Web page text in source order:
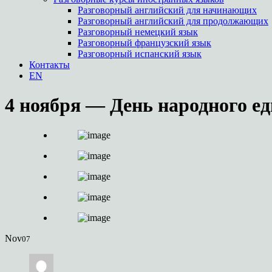
Разговорный английский для начинающих
Разговорный английский для продолжающих
Разговорный немецкий язык
Разговорный французский язык
Разговорный испанский язык
Контакты
EN
4 ноября — День народного
Nov07